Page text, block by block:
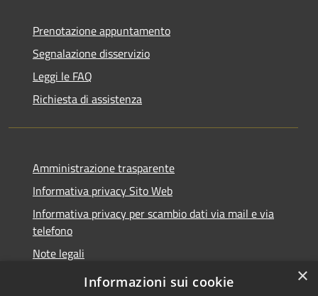
Prenotazione appuntamento
Segnalazione disservizio
Leggi le FAQ
Richiesta di assistenza
Amministrazione trasparente
Informativa privacy Sito Web
Informativa privacy per scambio dati via mail e via
telefono
Note legali
Dichiarazione di accessibilità
×
Informazioni sui cookie